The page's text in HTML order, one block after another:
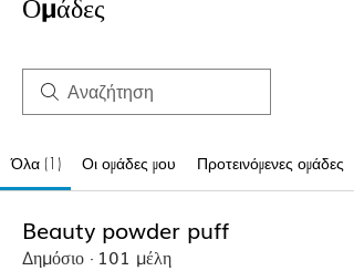
Όλα (1) Οι ομάδες μου Προτεινόμενες ομάδες
Beauty powder puff
Δημόσιο · 101 μέλη